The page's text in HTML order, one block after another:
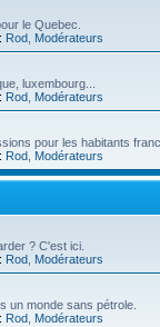
le Quebec.
Rod Modérateurs
luxembourg...
Rod Modérateurs
pour les habitants
Rod Modérateurs
? C'est ici.
Rod Modérateurs
un monde sans pétrole.
Rod Modérateurs